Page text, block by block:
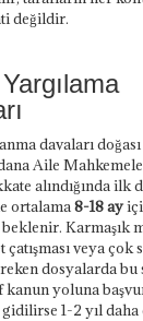
değildir.
davaları
Aile
alındığında ilk
ortalama8-18 ay
Karmaşık
veya çok
dosyalarda bu
kanun yoluna
gidilirse 1-2 yıl